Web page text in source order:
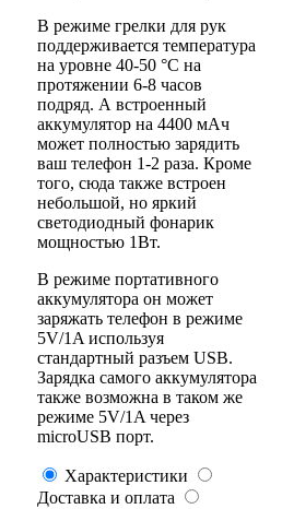
В режиме грелки для рук
поддерживается температура
на уровне 40-50 °С на
протяжении 6-8 часов
подряд. А встроенный
аккумулятор на 4400 мАч
может полностью зарядить
ваш телефон 1-2 раза. Кроме
того, сюда также встроен
небольшой, но яркий
светодиодный фонарик
мощностью 1Вт.
В режиме портативного
аккумулятора он может
заряжать телефон в режиме
5V/1A используя
стандартный разъем USB.
Зарядка самого аккумулятора
также возможна в таком же
режиме 5V/1A через
microUSB порт.
Характеристики
Доставка и оплата